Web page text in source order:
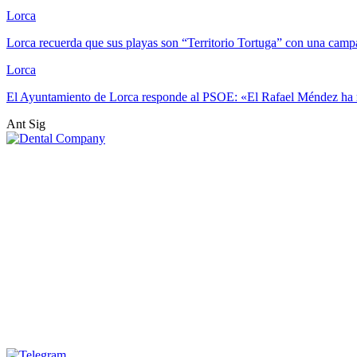
Lorca
Lorca recuerda que sus playas son “Territorio Tortuga” con una
Lorca
El Ayuntamiento de Lorca responde al PSOE: «El Rafael Méndez
Ant Sig